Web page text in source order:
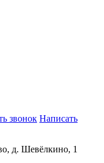
звонок Написать
д. Шевёлкино, 1